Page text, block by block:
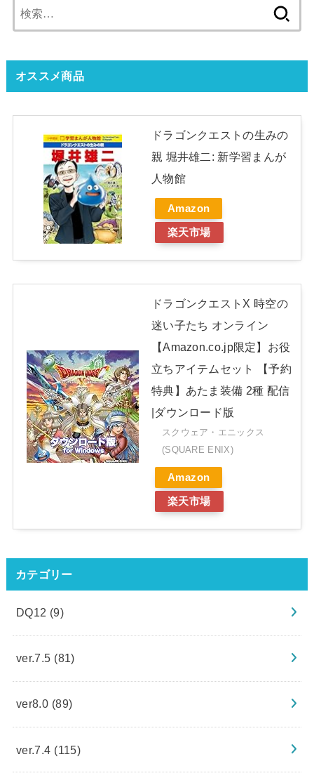
索:
オススメ商品
ドラゴンクエストの生みの
親 堀井雄二: 新学習まんが
人物館
Amazon
楽天市場
ドラゴンクエストX 時空の
迷い子たち オンライン
【Amazon.co.jp限定】お役
立ちアイテムセット 【予約
特典】あたま装備 2種 配信
|ダウンロード版
スクウェア・エニックス
(SQUARE ENIX)
Amazon
楽天市場
カテゴリー
DQ12 (9)
ver.7.5 (81)
ver8.0 (89)
ver.7.4 (115)